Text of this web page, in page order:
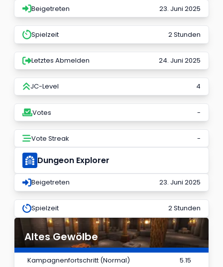
Beigetreten 23. Juni 2025
Spielzeit 2 Stunden
Letztes Abmelden 24. Juni 2025
JC-Level 4
Votes -
Vote Streak -
Dungeon Explorer
Beigetreten 23. Juni 2025
Spielzeit 2 Stunden
Altes Gewölbe
Kampagnenfortschritt (Normal)
5.15